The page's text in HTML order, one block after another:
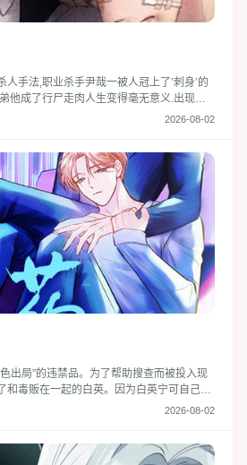
人手法,职业杀手尹哉一被人冠上了’刺身’的
他成了行尸走肉人生变得毫无意义.出现了
方式都很不寻常的令人头疼的新人‘李告原’.
2026-08-02
出局”的违禁品。为了帮助搜查而被投入现
和毒贩在一起的白英。因为白英宁可自己吞
办法雪忠元只能和他共度一晚。但是第二天
2026-08-02